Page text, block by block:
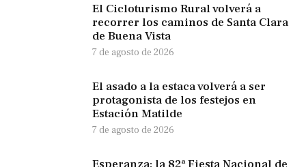
El Cicloturismo Rural volverá a
recorrer los caminos de Santa Clara
de Buena Vista
7 de agosto de 2026
El asado a la estaca volverá a ser
protagonista de los festejos en
Estación Matilde
7 de agosto de 2026